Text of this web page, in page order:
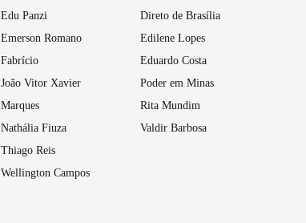
Edu Panzi
Emerson Romano
Fabrício
João Vitor Xavier
Marques
Nathália Fiuza
Thiago Reis
Wellington Campos
Direto de Brasília
Edilene Lopes
Eduardo Costa
Poder em Minas
Rita Mundim
Valdir Barbosa